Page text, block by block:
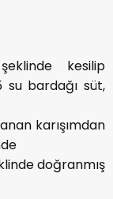
kesilip
su bardağı süt,
karışımdan
doğranmış